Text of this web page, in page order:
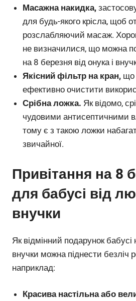
Масажна накидка,
для будь-якого крісла, щоб
розслабляючий масаж.
не визначилися, що можна
на 8 березня від онука і
Якісний фільтр на кран, що
ефективно очистити
Срібна ложка. Як відомо,
чудовими антисептичними
тому є з такою ложки
звичайної.
Привітання на 8
для бабусі від
внучки
Як відмінний подарунок бабусі
внучки можна піднести безліч
наприклад:
Красива настільна або